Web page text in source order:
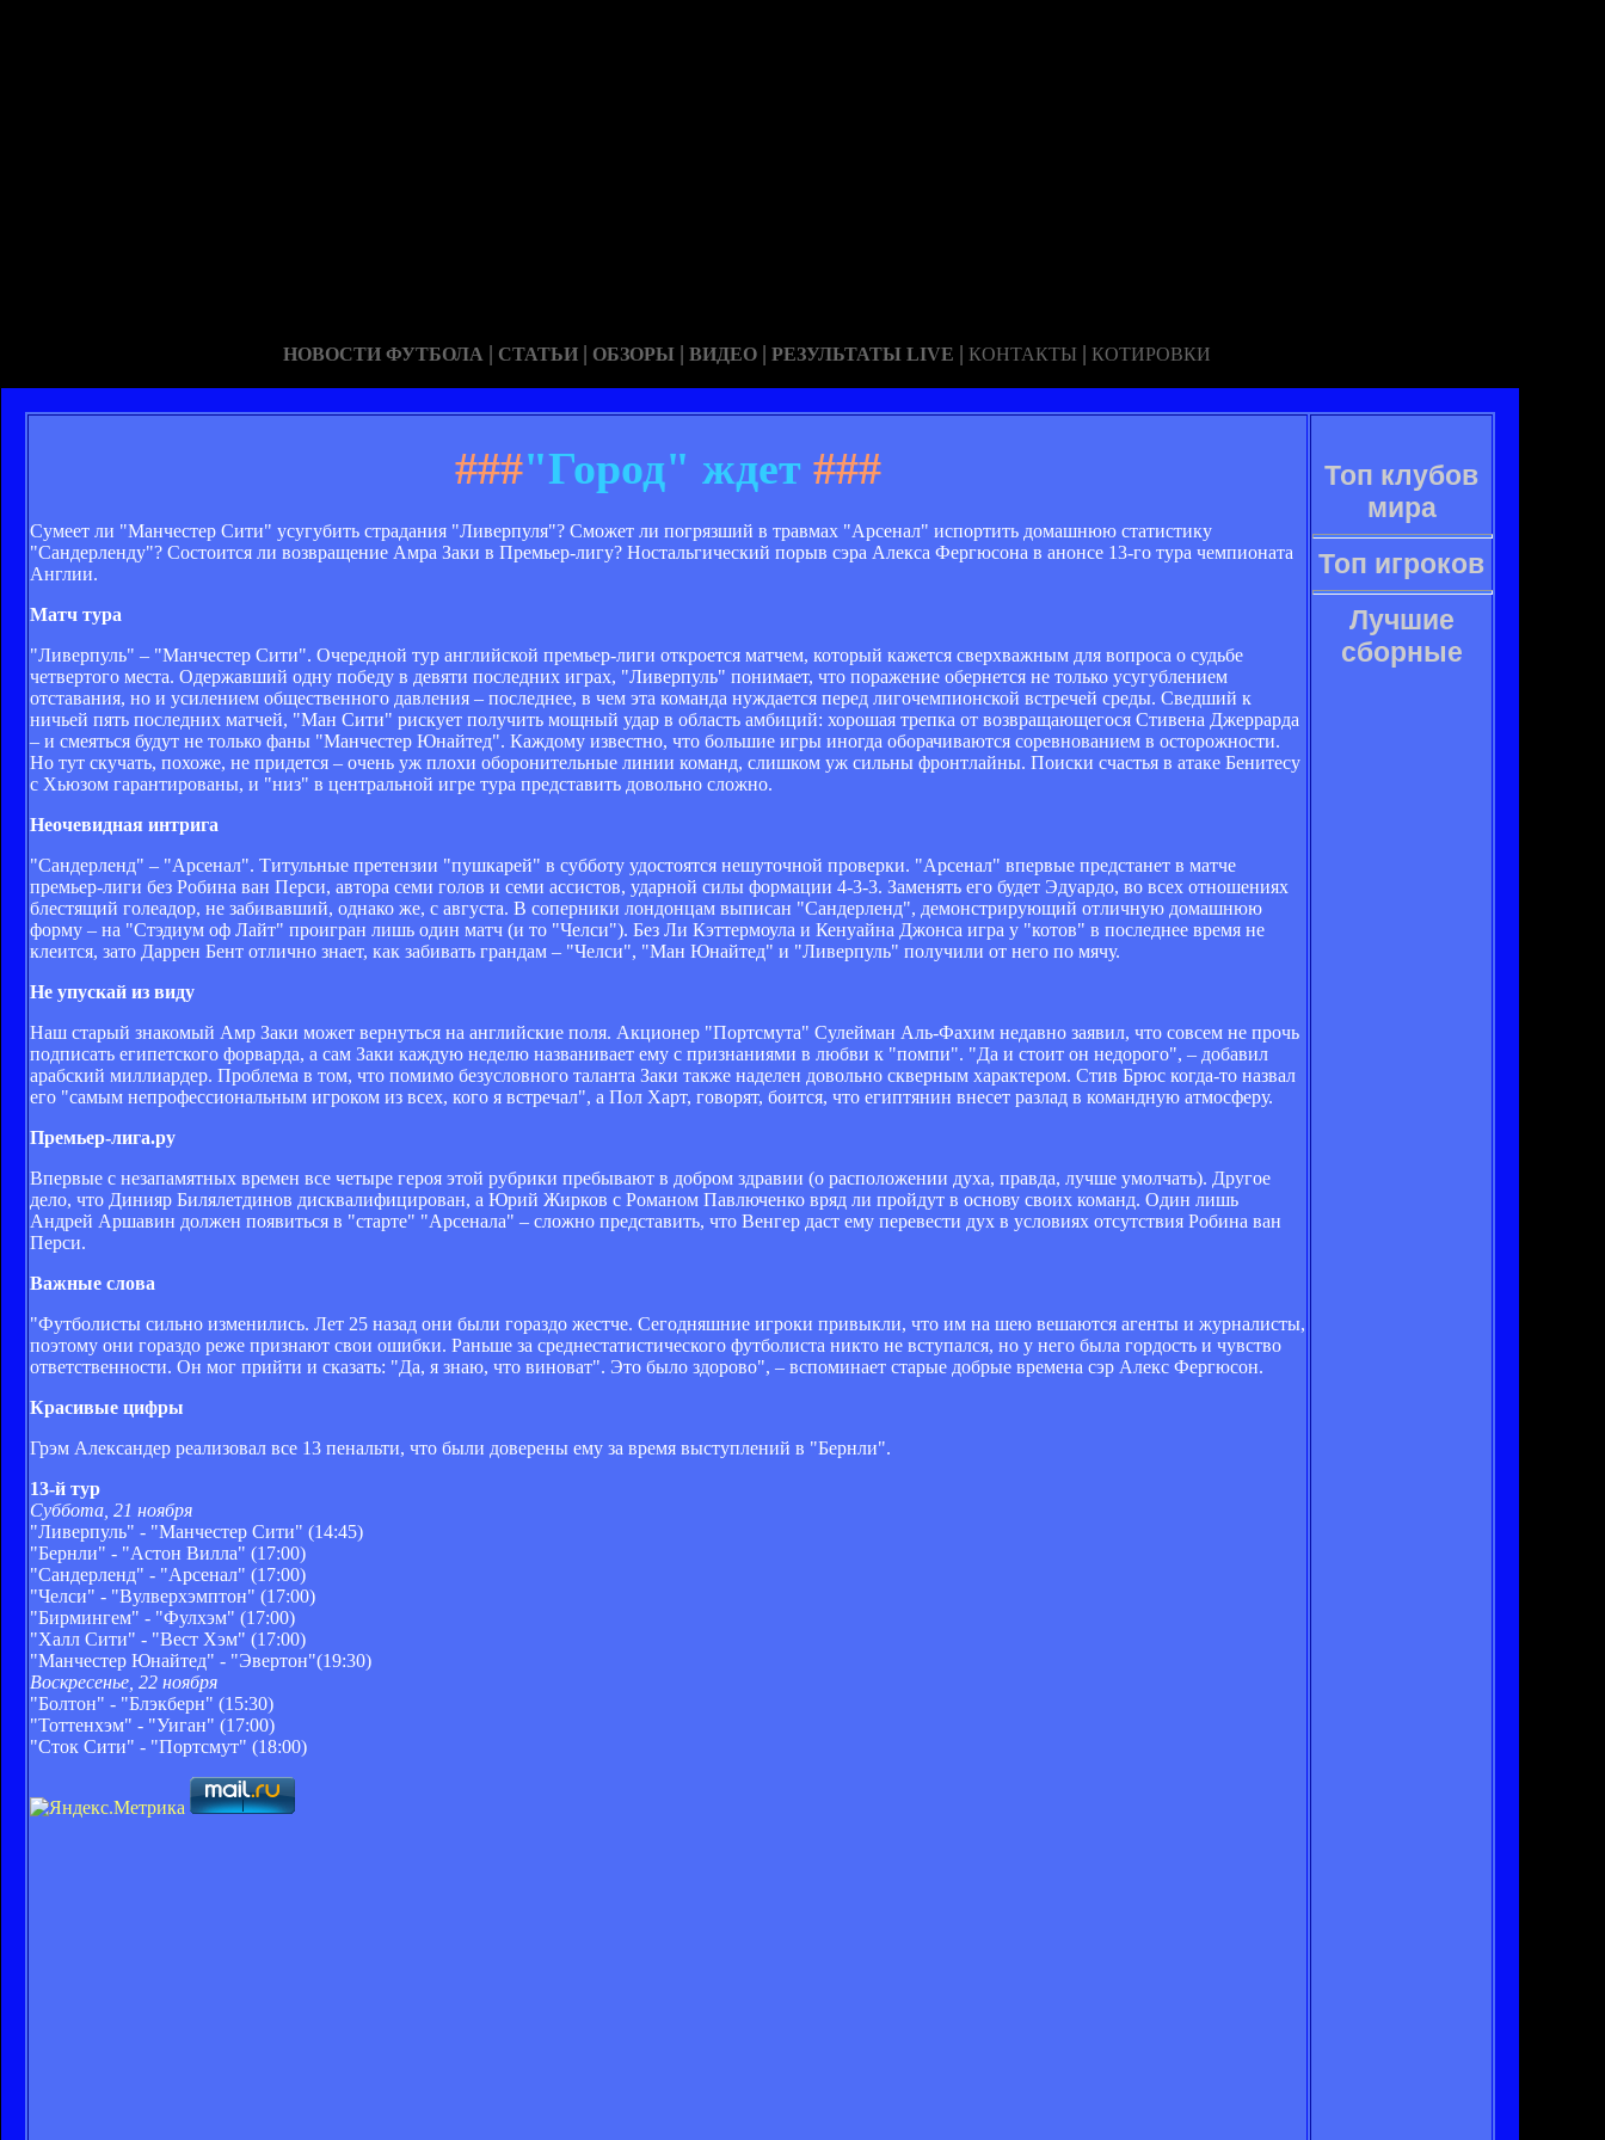
НОВОСТИ ФУТБОЛА | СТАТЬИ | ОБЗОРЫ | ВИДЕО | РЕЗУЛЬТАТЫ LIVE | КОНТАКТЫ | КОТИРОВКИ
###"Город" ждет ###
Сумеет ли "Манчестер Сити" усугубить страдания "Ливерпуля"? Сможет ли погрязший в травмах "Арсенал" испортить домашнюю статистику
"Сандерленду"? Состоится ли возвращение Амра Заки в Премьер-лигу? Ностальгический порыв сэра Алекса Фергюсона в анонсе 13-го тура чемпионата
Англии.
Матч тура
"Ливерпуль" – "Манчестер Сити". Очередной тур английской премьер-лиги откроется матчем, который кажется сверхважным для вопроса о судьбе
четвертого места. Одержавший одну победу в девяти последних играх, "Ливерпуль" понимает, что поражение обернется не только усугублением
отставания, но и усилением общественного давления – последнее, в чем эта команда нуждается перед лигочемпионской встречей среды. Сведший к
ничьей пять последних матчей, "Ман Сити" рискует получить мощный удар в область амбиций: хорошая трепка от возвращающегося Стивена Джеррарда
– и смеяться будут не только фаны "Манчестер Юнайтед". Каждому известно, что большие игры иногда оборачиваются соревнованием в осторожности.
Но тут скучать, похоже, не придется – очень уж плохи оборонительные линии команд, слишком уж сильны фронтлайны. Поиски счастья в атаке Бенитесу
с Хьюзом гарантированы, и "низ" в центральной игре тура представить довольно сложно.
Неочевидная интрига
"Сандерленд" – "Арсенал". Титульные претензии "пушкарей" в субботу удостоятся нешуточной проверки. "Арсенал" впервые предстанет в матче
премьер-лиги без Робина ван Перси, автора семи голов и семи ассистов, ударной силы формации 4-3-3. Заменять его будет Эдуардо, во всех отношениях
блестящий голеадор, не забивавший, однако же, с августа. В соперники лондонцам выписан "Сандерленд", демонстрирующий отличную домашнюю
форму – на "Стэдиум оф Лайт" проигран лишь один матч (и то "Челси"). Без Ли Кэттермоула и Кенуайна Джонса игра у "котов" в последнее время не
клеится, зато Даррен Бент отлично знает, как забивать грандам – "Челси", "Ман Юнайтед" и "Ливерпуль" получили от него по мячу.
Не упускай из виду
Наш старый знакомый Амр Заки может вернуться на английские поля. Акционер "Портсмута" Сулейман Аль-Фахим недавно заявил, что совсем не прочь
подписать египетского форварда, а сам Заки каждую неделю названивает ему с признаниями в любви к "помпи". "Да и стоит он недорого", – добавил
арабский миллиардер. Проблема в том, что помимо безусловного таланта Заки также наделен довольно скверным характером. Стив Брюс когда-то назвал
его "самым непрофессиональным игроком из всех, кого я встречал", а Пол Харт, говорят, боится, что египтянин внесет разлад в командную атмосферу.
Премьер-лига.ру
Впервые с незапамятных времен все четыре героя этой рубрики пребывают в добром здравии (о расположении духа, правда, лучше умолчать). Другое
дело, что Динияр Билялетдинов дисквалифицирован, а Юрий Жирков с Романом Павлюченко вряд ли пройдут в основу своих команд. Один лишь
Андрей Аршавин должен появиться в "старте" "Арсенала" – сложно представить, что Венгер даст ему перевести дух в условиях отсутствия Робина ван
Перси.
Важные слова
"Футболисты сильно изменились. Лет 25 назад они были гораздо жестче. Сегодняшние игроки привыкли, что им на шею вешаются агенты и журналисты,
поэтому они гораздо реже признают свои ошибки. Раньше за среднестатистического футболиста никто не вступался, но у него была гордость и чувство
ответственности. Он мог прийти и сказать: "Да, я знаю, что виноват". Это было здорово", – вспоминает старые добрые времена сэр Алекс Фергюсон.
Красивые цифры
Грэм Александер реализовал все 13 пенальти, что были доверены ему за время выступлений в "Бернли".
13-й тур
Суббота, 21 ноября
"Ливерпуль" - "Манчестер Сити" (14:45)
"Бернли" - "Астон Вилла" (17:00)
"Сандерленд" - "Арсенал" (17:00)
"Челси" - "Вулверхэмптон" (17:00)
"Бирмингем" - "Фулхэм" (17:00)
"Халл Сити" - "Вест Хэм" (17:00)
"Манчестер Юнайтед" - "Эвертон"(19:30)
Воскресенье, 22 ноября
"Болтон" - "Блэкберн" (15:30)
"Тоттенхэм" - "Уиган" (17:00)
"Сток Сити" - "Портсмут" (18:00)
Топ клубов
мира
Топ игроков
Лучшие
сборные